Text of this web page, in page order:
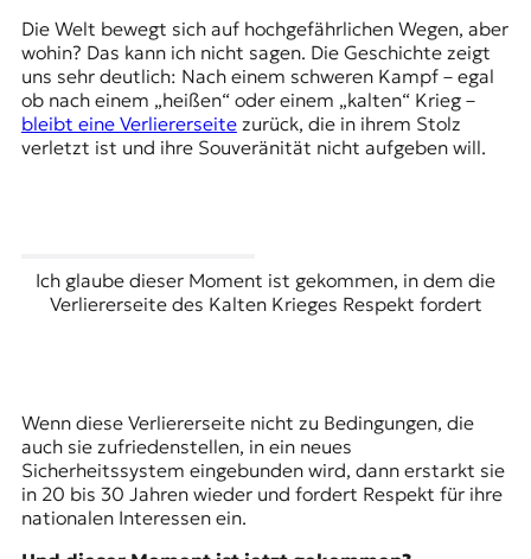
Die Welt bewegt sich auf hochgefährlichen Wegen, aber
wohin? Das kann ich nicht sagen. Die Geschichte zeigt
uns sehr deutlich: Nach einem schweren Kampf – egal
ob nach einem „heißen“ oder einem „kalten“ Krieg –
bleibt eine Verliererseitezurück, die in ihrem Stolz
verletzt ist und ihre Souveränität nicht aufgeben will.
Ich glaube dieser Moment ist gekommen, in dem die
Verliererseite des Kalten Krieges Respekt fordert
Wenn diese Verliererseite nicht zu Bedingungen, die
auch sie zufriedenstellen, in ein neues
Sicherheitssystem eingebunden wird, dann erstarkt sie
in 20 bis 30 Jahren wieder und fordert Respekt für ihre
nationalen Interessen ein.